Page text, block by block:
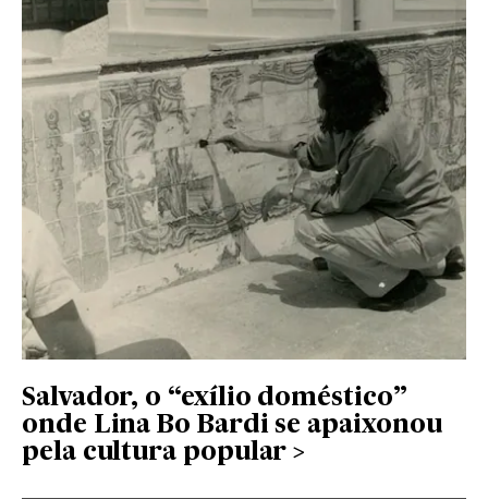
Salvador, o “exílio doméstico”
onde Lina Bo Bardi se apaixonou
pela cultura popular